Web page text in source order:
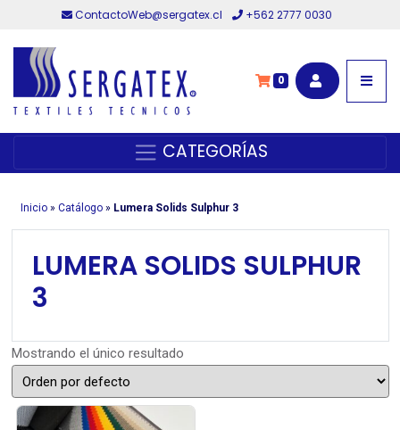
ContactoWeb@sergatex.cl +562 2777 0030
0
CATEGORÍAS
Inicio» Catálogo» Lumera Solids Sulphur 3
LUMERA SOLIDS SULPHUR
3
Mostrando el único resultado